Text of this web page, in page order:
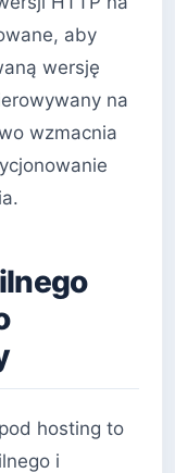
aby
wersję
na
wzmacnia
hosting to
i